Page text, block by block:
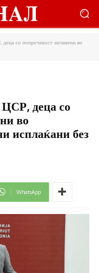
со попреченост заглавени во
деца со
во
исплаќани без
WhatsApp